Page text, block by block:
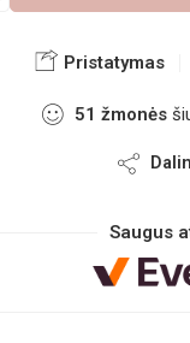
Pristatymas
51 žmonės
Saugus